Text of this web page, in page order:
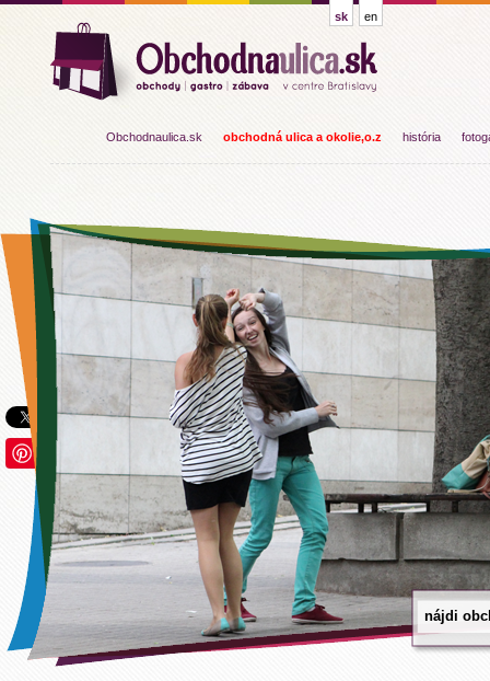
sk en
Obchodnaulica.sk obchodná ulica a okolie,o.z história